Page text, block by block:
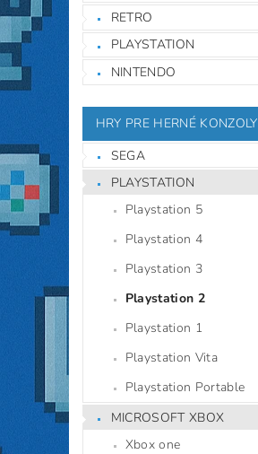
RETRO
PLAYSTATION
NINTENDO
HRY PRE HERNÉ KONZOLY
SEGA
PLAYSTATION
Playstation 5
Playstation 4
Playstation 3
Playstation 2
Playstation 1
Playstation Vita
Playstation Portable
MICROSOFT XBOX
Xbox one